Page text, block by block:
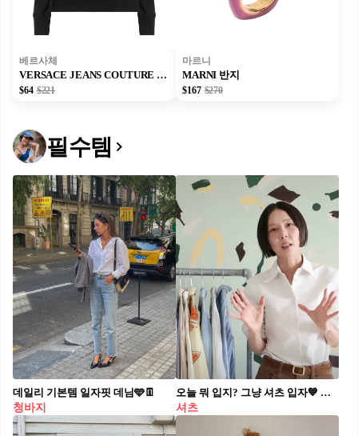
베르사체
VERSACE JEANS COUTURE 트레이닝 상의
$64 $221
마르니
MARNI 반지
$167 $270
필수템
데일리 기본템 일자핏 데님🩵👖​
청바지
오늘 뭐 입지? 그냥 셔츠 입자💙 출근룩도, 데일리룩도 셔츠로 센스 뿜뿜💫🖤셔츠로 단번에 해결 지금 딱 입기 좋은 김나영픽 셔츠 3가지를 모았습니다. 1. 무인양품 코튼 울 플라넨 긴소매 셔츠, 3만 원대 매트한 블랙 셔츠는 울과 면을 혼합한 플라넨 소재로 포근한 질감이 특징입니다. 과하지 않은 레귤러 핏으로 미니멀한 아이템입니다. 슬랙스와 매치하면 깔끔한 출근룩으로, 데님 팬츠와 매치하면 캐주얼한 룩으로 활용할 수 있습니다. 2. 빔즈 깅엄 체크 100/2 브로드, 13만 원대 청량한 블루 컬러의 깅엄 체크 셔츠는 부드럽고 가벼운 코튼 브로드클로스 소재로 레귤러 핏과 버튼 카라 디자인입니다. 부담스럽지 않은 체크 패턴으로 화이트 팬츠와 매치하면 얼굴이 화사해지고 깔끔하면서도 발랄한 느낌을 줍니다. 3. 프라다 스트라이프 피케 셔츠, 170만 원대 라이트 블루와 화이트 조합으로 밝은 느낌의 셔츠는 몸에 자연스럽게 밀착되는 슬림핏으로 여성스러운 실루엣을 강조합니다. 브라운 쇼츠와 매치하면 클래식하면서 산뜻한 분위기를 완성할 수 있습니다.
셔츠